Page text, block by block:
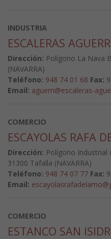
INDUSTRIA
ESCALERAS
Dirección: Polígono La Nava
(NAVARRA)
Teléfono: 948 74 01 68 Fax:
Email: aguerri@escaleras-
COMERCIO
ESCAYOLAS RAFA
Dirección: Polígono Industrial
31300 Tafalla (NAVARRA)
Teléfono: 948 74 07 77 Fax:
Email:
COMERCIO
ESTANCO SAN